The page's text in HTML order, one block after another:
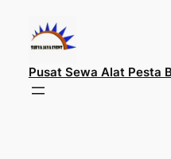
konten
Pusat Sewa Alat Pesta